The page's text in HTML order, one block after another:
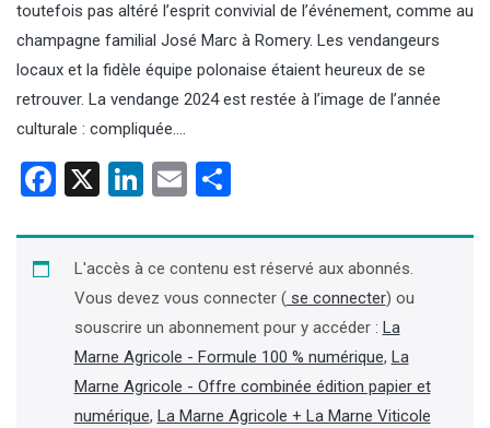
toutefois pas altéré l’esprit convivial de l’événement, comme au
champagne familial José Marc à Romery. Les vendangeurs
locaux et la fidèle équipe polonaise étaient heureux de se
retrouver. La vendange 2024 est restée à l’image de l’année
culturale : compliquée….
Facebook
X LinkedIn
Email
L'accès à ce contenu est réservé aux abonnés.
Vous devez vous connecter (se connecter) ou
souscrire un abonnement pour y accéder : La
Marne Agricole - Formule 100 % numérique, La
Marne Agricole - Offre combinée édition papier et
numérique, La Marne Agricole + La Marne Viticole